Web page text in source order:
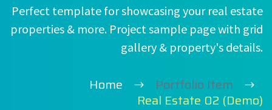
Perfect template for showcasing your real estate
properties & more. Project sample page with grid
gallery & property's details.
Home
Portfolio Item
Real Estate 02 (Demo)